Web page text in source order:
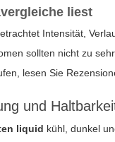
liest
Intensität,
sollten nicht zu
lesen Sie
und
liquid kühl, dunkel